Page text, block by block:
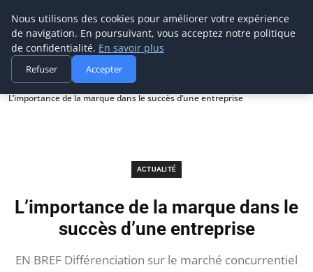
Prospection Pro
Accueil
Actualité
L’importance de la marque dans le succès d’une entreprise
ACTUALITÉ
L’importance de la marque dans le
succès d’une entreprise
EN BREF Différenciation sur le marché concurrentiel
Nous utilisons des cookies pour améliorer votre expérience
de navigation. En poursuivant, vous acceptez notre politique
de confidentialité. En savoir plus
Refuser Accepter